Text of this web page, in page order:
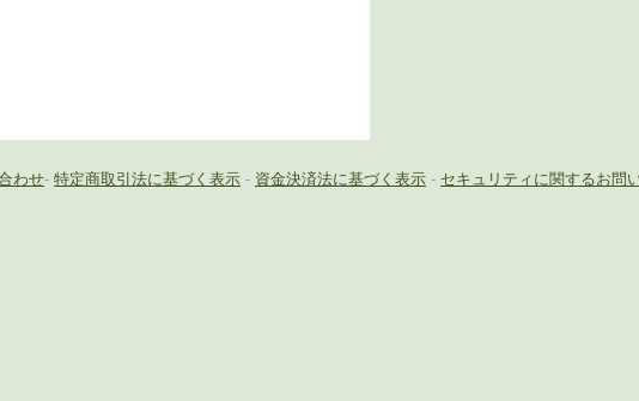
わせ- 特定商取引法に基づく表示 - 資金決済法に基づく表示 - セキュリティに関するお問